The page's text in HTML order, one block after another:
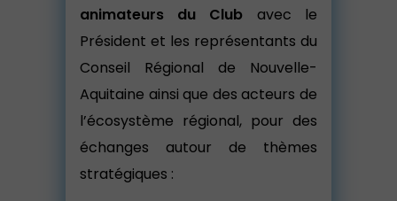
animateurs du Club avec le
Président et les représentants du
Conseil Régional de Nouvelle-
Aquitaine ainsi que des acteurs de
l’écosystème régional, pour des
échanges autour de thèmes
stratégiques :